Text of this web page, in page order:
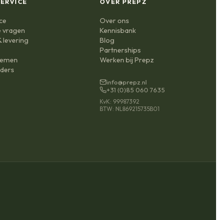
vragen
levering
Over ons
Kennisbank
Blog
Partnerships
Werken bij Prepz
info@prepz.nl
+31 (0)85 060 7635
KvK: 99987392
BTW: NL869215735B01